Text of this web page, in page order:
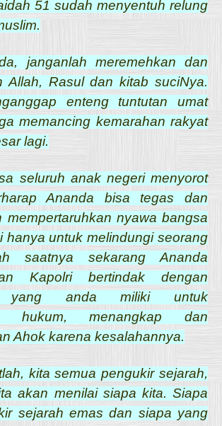
51 sudah menyentuh relung
janganlah meremehkan dan
Allah, Rasul dan kitab suciNya.
enteng tuntutan umat
memancing kemarahan rakyat
lagi.
seluruh anak negeri menyorot
Ananda bisa tegas dan
mempertaruhkan nyawa bangsa
hanya untuk melindungi seorang
saatnya sekarang Ananda
Kapolri bertindak dengan
yang anda miliki untuk
hukum, menangkap dan
Ahok karena kesalahannya.
kita semua pengukir sejarah,
akan menilai siapa kita. Siapa
sejarah emas dan siapa yang